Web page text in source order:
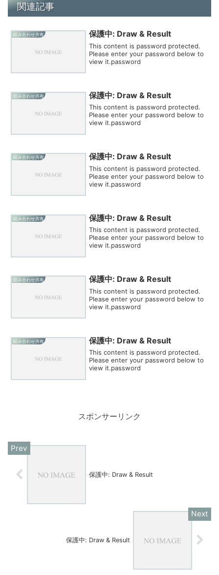
関連記事
組み合わせ共有 保護中: Draw & Result
This content is password protected.
Please enter your password below to
view it.password
組み合わせ共有 保護中: Draw & Result
This content is password protected.
Please enter your password below to
view it.password
組み合わせ共有 保護中: Draw & Result
This content is password protected.
Please enter your password below to
view it.password
組み合わせ共有 保護中: Draw & Result
This content is password protected.
Please enter your password below to
view it.password
組み合わせ共有 保護中: Draw & Result
This content is password protected.
Please enter your password below to
view it.password
組み合わせ共有 保護中: Draw & Result
This content is password protected.
Please enter your password below to
view it.password
スポンサーリンク
保護中: Draw & Result
保護中: Draw & Result